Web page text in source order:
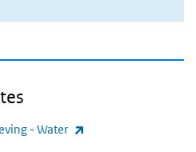
- Water